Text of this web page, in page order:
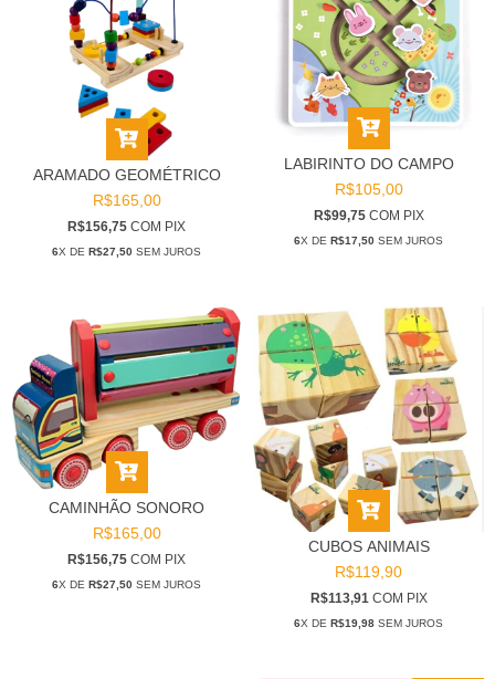
ARAMADO GEOMÉTRICO
R$165,00
R$156,75 COM PIX
6X DE R$27,50 SEM JUROS
LABIRINTO DO CAMPO
R$105,00
R$99,75 COM PIX
6X DE R$17,50 SEM JUROS
CAMINHÃO SONORO
R$165,00
R$156,75 COM PIX
6X DE R$27,50 SEM JUROS
CUBOS ANIMAIS
R$119,90
R$113,91 COM PIX
6X DE R$19,98 SEM JUROS